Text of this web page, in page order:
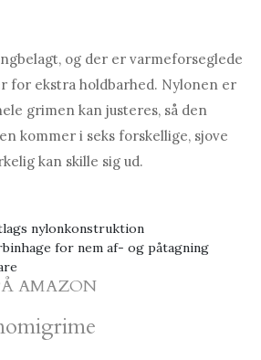
og der er varmeforseglede
for ekstra holdbarhed. Nylonen er
grimen kan justeres, så den
kommer i seks forskellige, sjove
kan skille sig ud.
nylonkonstruktion
for nem af- og påtagning
AMAZON